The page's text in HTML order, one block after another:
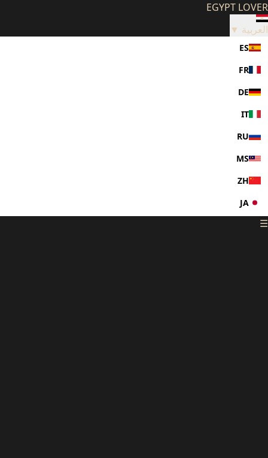
EGYPT LOVER
العربية ▼
ES
FR
DE
IT
RU
MS
ZH
JA
☰